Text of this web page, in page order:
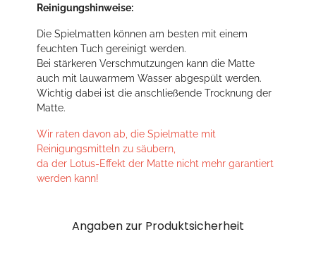
Reinigungshinweise:
Die Spielmatten können am besten mit einem
feuchten Tuch gereinigt werden.
Bei stärkeren Verschmutzungen kann die Matte
auch mit lauwarmem Wasser abgespült werden.
Wichtig dabei ist die anschließende Trocknung der
Matte.
Wir raten davon ab, die Spielmatte mit
Reinigungsmitteln zu säubern,
da der Lotus-Effekt der Matte nicht mehr garantiert
werden kann!
Angaben zur Produktsicherheit